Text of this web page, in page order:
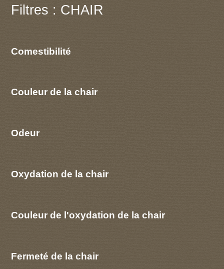
Filtres : CHAIR
Comestibilité
Couleur de la chair
Odeur
Oxydation de la chair
Couleur de l'oxydation de la chair
Fermeté de la chair